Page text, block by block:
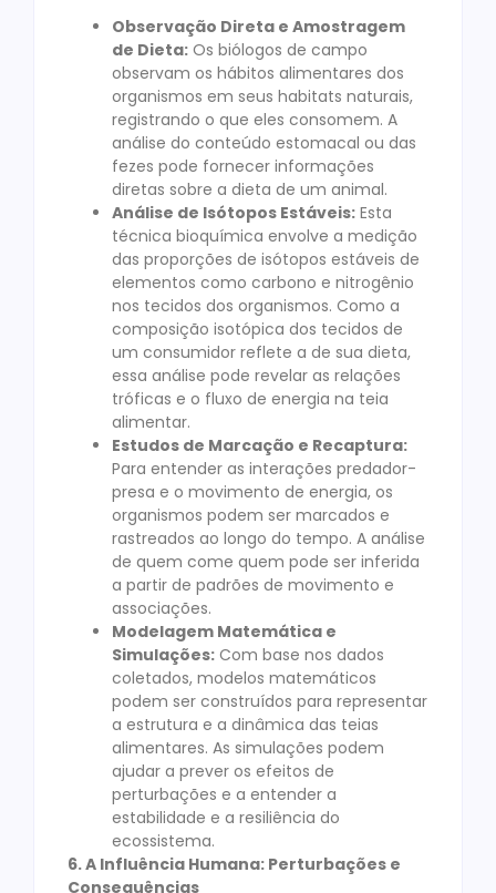
Observação Direta e Amostragem
de Dieta: Os biólogos de campo
observam os hábitos alimentares dos
organismos em seus habitats naturais,
registrando o que eles consomem. A
análise do conteúdo estomacal ou das
fezes pode fornecer informações
diretas sobre a dieta de um animal.
Análise de Isótopos Estáveis: Esta
técnica bioquímica envolve a medição
das proporções de isótopos estáveis de
elementos como carbono e nitrogênio
nos tecidos dos organismos. Como a
composição isotópica dos tecidos de
um consumidor reflete a de sua dieta,
essa análise pode revelar as relações
tróficas e o fluxo de energia na teia
alimentar.
Estudos de Marcação e Recaptura:
Para entender as interações predador-
presa e o movimento de energia, os
organismos podem ser marcados e
rastreados ao longo do tempo. A análise
de quem come quem pode ser inferida
a partir de padrões de movimento e
associações.
Modelagem Matemática e
Simulações: Com base nos dados
coletados, modelos matemáticos
podem ser construídos para representar
a estrutura e a dinâmica das teias
alimentares. As simulações podem
ajudar a prever os efeitos de
perturbações e a entender a
estabilidade e a resiliência do
ecossistema.
6. A Influência Humana: Perturbações e
Consequências